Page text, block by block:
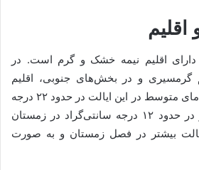
دارای اقلیم نیمه خشک و گرم است. در
گرمسیری و در بخش‌های جنوبی، اقلیم
سردسیری حاکم است. دمای متوسط در این ایالت در حدود ۲۲ درجه
سانتی‌گراد در تابستان و در حدود ۱۲ درجه سانتی‌گراد در زمستان
بیشتر در فصل زمستان و به صورت